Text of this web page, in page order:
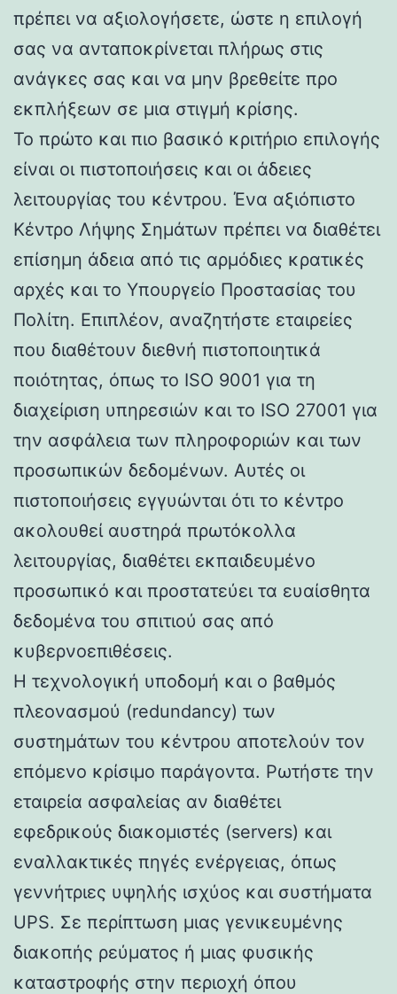
πρέπει να αξιολογήσετε, ώστε η επιλογή
σας να ανταποκρίνεται πλήρως στις
ανάγκες σας και να μην βρεθείτε προ
εκπλήξεων σε μια στιγμή κρίσης.
Το πρώτο και πιο βασικό κριτήριο επιλογής
είναι οι πιστοποιήσεις και οι άδειες
λειτουργίας του κέντρου. Ένα αξιόπιστο
Κέντρο Λήψης Σημάτων πρέπει να διαθέτει
επίσημη άδεια από τις αρμόδιες κρατικές
αρχές και το Υπουργείο Προστασίας του
Πολίτη. Επιπλέον, αναζητήστε εταιρείες
που διαθέτουν διεθνή πιστοποιητικά
ποιότητας, όπως το ISO 9001 για τη
διαχείριση υπηρεσιών και το ISO 27001 για
την ασφάλεια των πληροφοριών και των
προσωπικών δεδομένων. Αυτές οι
πιστοποιήσεις εγγυώνται ότι το κέντρο
ακολουθεί αυστηρά πρωτόκολλα
λειτουργίας, διαθέτει εκπαιδευμένο
προσωπικό και προστατεύει τα ευαίσθητα
δεδομένα του σπιτιού σας από
κυβερνοεπιθέσεις.
Η τεχνολογική υποδομή και ο βαθμός
πλεονασμού (redundancy) των
συστημάτων του κέντρου αποτελούν τον
επόμενο κρίσιμο παράγοντα. Ρωτήστε την
εταιρεία ασφαλείας αν διαθέτει
εφεδρικούς διακομιστές (servers) και
εναλλακτικές πηγές ενέργειας, όπως
γεννήτριες υψηλής ισχύος και συστήματα
UPS. Σε περίπτωση μιας γενικευμένης
διακοπής ρεύματος ή μιας φυσικής
καταστροφής στην περιοχή όπου